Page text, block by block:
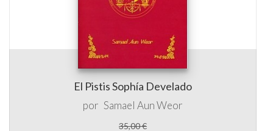
El Pistis Sophía Develado
por Samael Aun Weor
35,00 €